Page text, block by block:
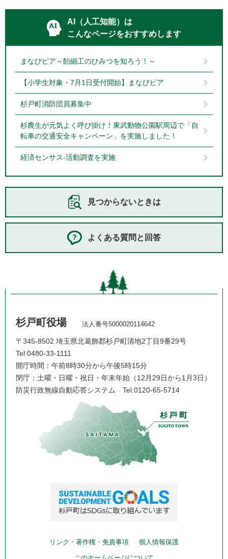
AI（人工知能）は
こんなページをおすすめします
まなびピア～飴細工のひみつを知ろう！～
【小学生対象・7月1日受付開始】まなびピア
杉戸町消防団員募集中
杉農生が元気よく呼び掛け！東武動物公園駅周辺で「自
転車の交通安全キャンペーン」を実施しました！
経済センサス‐活動調査を実施
見つからないときは
よくある質問と回答
杉戸町役場 法人番号5000020114642
〒345-8502 埼玉県北葛飾郡杉戸町清地2丁目9番29号
Tel.0480-33-1111
開庁時間：午前8時30分から午後5時15分
閉庁：土曜・日曜・祝日・年末年始（12月29日から1月3日）
防災行政無線自動応答システム Tel.0120-65-5714
リンク・著作権・免責事項 個人情報保護